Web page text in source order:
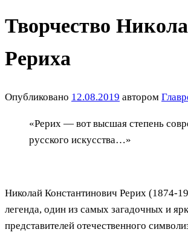
Творчество
Рериха
Опубликовано 12.08.2019 автором
«Рерих — вот высшая степень
русского искусства…»
Николай Константинович Рерих (1874-
легенда, один из самых загадочных и
представителей отечественного